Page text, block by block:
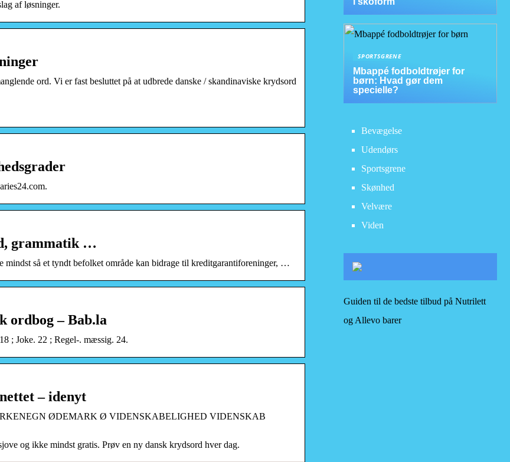
af løsninger.
ord. Vi er fast besluttet på at udbrede danske / skandinaviske krydsord
grammatik …
så et tyndt befolket område kan bidrage til kreditgarantiforeninger, …
ordbog – Bab.la
; Joke. 22 ; Regel-. mæssig. 24.
– idenyt
ØDEMARK Ø VIDENSKABELIGHED VIDENSKAB
og ikke mindst gratis. Prøv en ny dansk krydsord hver dag.
SPORTSGRENE
Mbappé fodboldtrøjer for
børn: Hvad gør dem
specielle?
Bevægelse
Udendørs
Sportsgrene
Skønhed
Velvære
Viden
Guiden til de bedste tilbud på Nutrilett
og Allevo barer